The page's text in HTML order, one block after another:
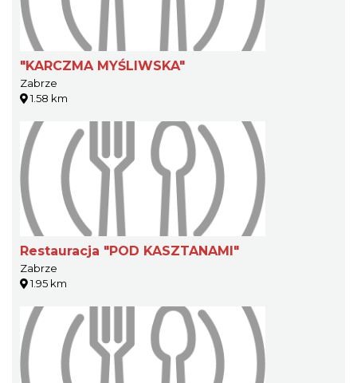
"KARCZMA MYŚLIWSKA"
Zabrze
1.58 km
Restauracja "POD KASZTANAMI"
Zabrze
1.95 km